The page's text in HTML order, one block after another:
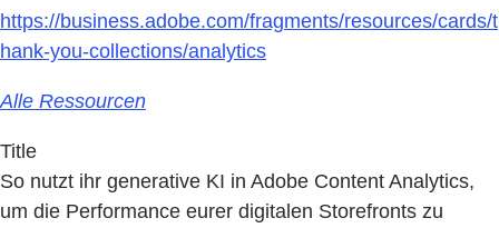
https://business.adobe.com/fragments/resources/cards/t
hank-you-collections/analytics
Alle Ressourcen
Title
So nutzt ihr generative KI in Adobe Content Analytics,
um die Performance eurer digitalen Storefronts zu